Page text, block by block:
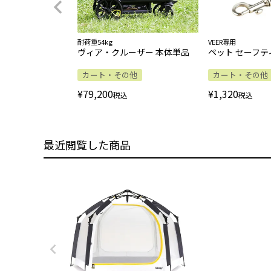
耐荷重54kg
ヴィア・クルーザー 本体単品
カート・その他
¥79,200税込
VEER専用
ペット セーフ
カート・その他
¥1,320税込
最近閲覧した商品